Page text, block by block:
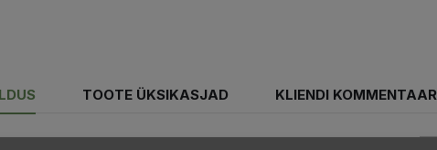
TOOTE ÜKSIKASJAD KLIENDI